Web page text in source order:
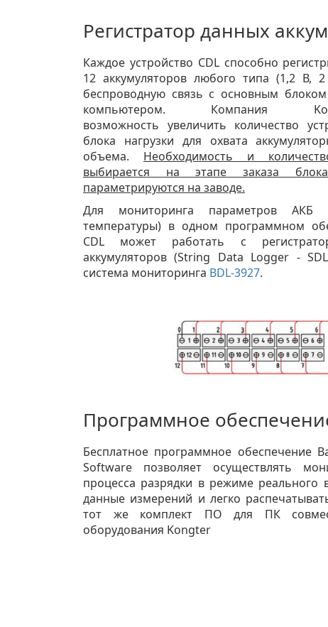
Регистратор данных
Каждое устройство CDL способно
12 аккумуляторов любого типа (1,2
беспроводную связь с основным
компьютером. Компания
возможность увеличить количество
блока нагрузки для охвата
объема. Необходимость и
выбирается на этапе заказа
параметрируются на заводе.
Для мониторинга параметров АКБ
температуры) в одном программном
CDL может работать с
аккумуляторов (String Data Logger -
система мониторинга BDL-3927.
Программное
Бесплатное программное обеспечение
Software позволяет осуществлять
процесса разрядки в режиме реального
данные измерений и легко
тот же комплект ПО для ПК
оборудования Kongter